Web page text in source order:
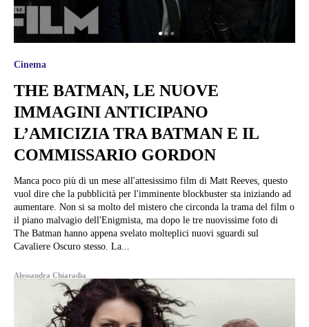
Cinema
THE BATMAN, LE NUOVE
IMMAGINI ANTICIPANO
L’AMICIZIA TRA BATMAN E IL
COMMISSARIO GORDON
Manca poco più di un mese all'attesissimo film di Matt Reeves, questo
vuol dire che la pubblicità per l'imminente blockbuster sta iniziando ad
aumentare. Non si sa molto del mistero che circonda la trama del film o
il piano malvagio dell'Enigmista, ma dopo le tre nuovissime foto di
The Batman hanno appena svelato molteplici nuovi sguardi sul
Cavaliere Oscuro stesso. La...
Alessandra Chiaradia